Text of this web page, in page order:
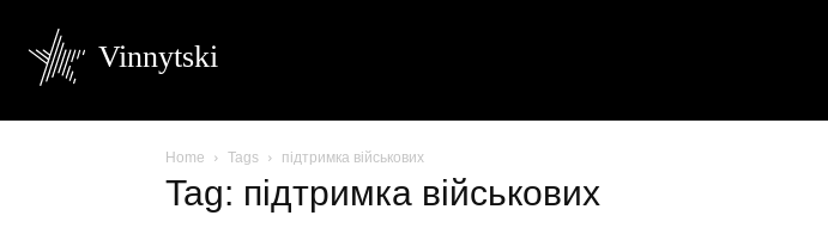
Vinnytski
Home Tags підтримка військових
Tag: підтримка військових